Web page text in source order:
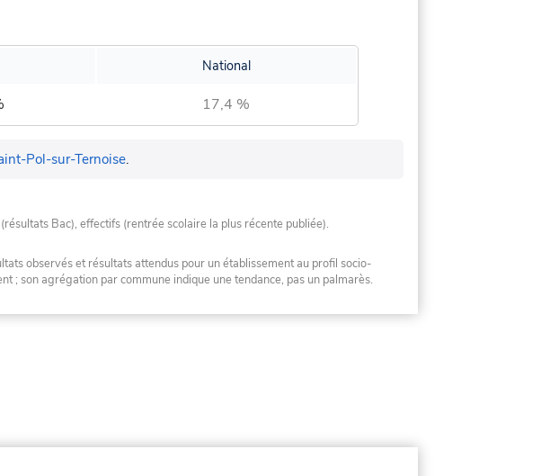
National
17,4 %
Pol-sur-Ternoise.
(résultats Bac), effectifs (rentrée scolaire la plus récente publiée).
observés et résultats attendus pour un établissement au profil socio-
; son agrégation par commune indique une tendance, pas un palmarès.